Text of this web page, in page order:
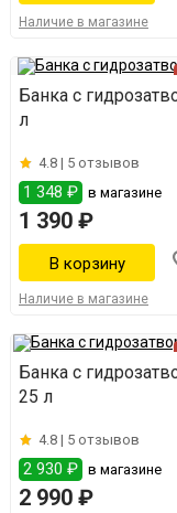
Наличие в магазине
Банка с
л
4.8 | 5 отзывов
1 348 ₽ в магазине
1 390 ₽
Наличие в магазине
Банка с
25 л
4.8 | 5 отзывов
2 930 ₽ в магазине
2 990 ₽